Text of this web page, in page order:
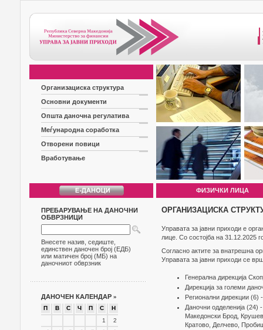
Организациска структура
Основни документи
Општа даночна регулатива
Меѓународна соработка
Отворени повици
Вработување
ФИЗИЧКИ ЛИЦА
ПРЕБАРУВАЊЕ НА ДАНОЧНИ
ОБВРЗНИЦИ
Внесете назив, седиште,
единствен даночен број (ЕДБ)
или матичен број (МБ) на
даночниот обврзник
ДАНОЧЕН КАЛЕНДАР »
П В С Ч П С
Н
1
2
ОРГАНИЗАЦИСКА
Управата за јавни приходи е
лице. Со состојба на 31.12.2025
Согласно актите за внатрешна
Управата за јавни приходи се
Генерална дирекција
Дирекција за големи
Регионални дирекции
Даночни одделенија
Македонски Брод,
Кратово, Делчево,